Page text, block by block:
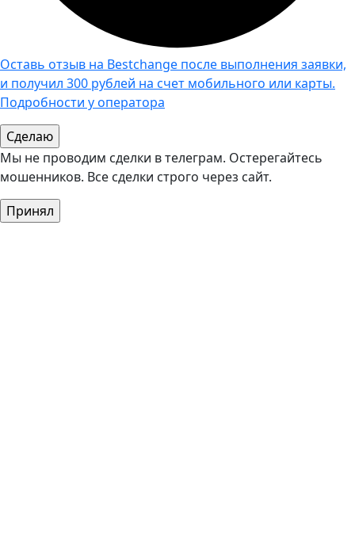
Оставь отзыв на Bestchange после выполнения заявки,
и получил 300 рублей на счет мобильного или карты.
Подробности у оператора
Мы не проводим сделки в телеграм. Остерегайтесь
мошенников. Все сделки строго через сайт.